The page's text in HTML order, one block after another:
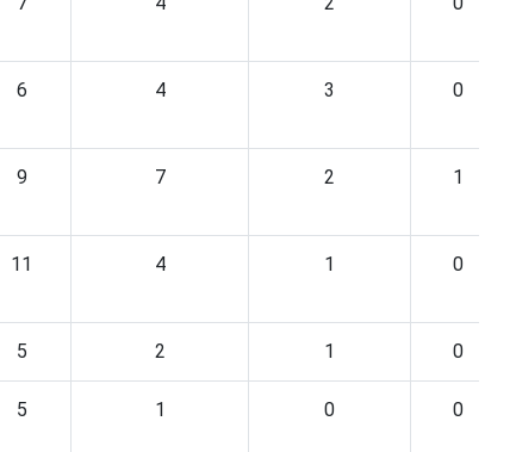
6 4 3 0
9 7 2 1
11 4 1 0
5 2 1 0
5 1 0 0